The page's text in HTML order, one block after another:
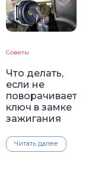
Советы
Что делать,
если не
поворачивается
ключ в замке
зажигания
Читать далее